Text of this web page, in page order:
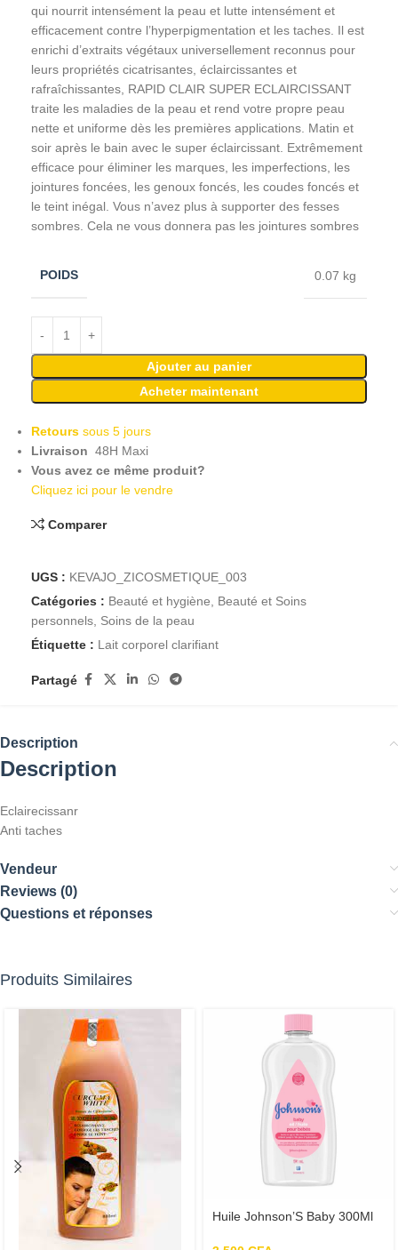
qui nourrit intensément la peau et lutte intensément et
efficacement contre l’hyperpigmentation et les taches. Il est
enrichi d’extraits végétaux universellement reconnus pour
leurs propriétés cicatrisantes, éclaircissantes et
rafraîchissantes, RAPID CLAIR SUPER ECLAIRCISSANT
traite les maladies de la peau et rend votre propre peau
nette et uniforme dès les premières applications. Matin et
soir après le bain avec le super éclaircissant. Extrêmement
efficace pour éliminer les marques, les imperfections, les
jointures foncées, les genoux foncés, les coudes foncés et
le teint inégal. Vous n’avez plus à supporter des fesses
sombres. Cela ne vous donnera pas les jointures sombres
POIDS 0.07 kg
Ajouter au panier
Acheter maintenant
Retours sous 5 jours
Livraison 48H Maxi
Vous avez ce même produit?
Cliquez ici pour le vendre
Comparer
UGS : KEVAJO_ZICOSMETIQUE_003
Catégories : Beauté et hygiène
Beauté et Soins
personnels Soins de la peau
Étiquette : Lait corporel clarifiant
Partagé
Description
Description
Eclairecissanr
Anti taches
Vendeur
Reviews (0)
Questions et réponses
Produits Similaires
Huile Johnson’S Baby 300Ml